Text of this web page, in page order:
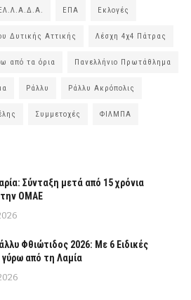
ΕΛ.Λ.Α.Δ.Α. ΕΠΑ Εκλογές
Δυτικής Αττικής Λέσχη 4χ4 Πάτρας
από τα όρια Πανελλήνιο Πρωτάθλημα
Ράλλυ Ράλλυ Ακρόπολις
Συμμετοχές ΦΙΛΜΠΑ
Σύνταξη μετά από 15 χρόνια
ΟΜΑΕ
Φθιώτιδος 2026: Με 6 Ειδικές
από τη Λαμία